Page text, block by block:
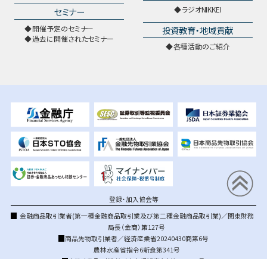
セミナー
開催予定のセミナー
過去に開催されたセミナー
ラジオNIKKEI
投資教育・地域貢献
各種活動のご紹介
登録・加入協会等
金融商品取引業者(第一種金融商品取引業及び第二種金融商品取引業)／関東財務
局長（金商）第127号
商品先物取引業者／経済産業省20240430商第6号
農林水産省指令6新食第341号